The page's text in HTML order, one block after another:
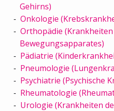
Gehirns)
Onkologie
Orthopädie (Krankheiten
Bewegungsapparates)
Pädiatrie
Pneumologie
Psychiatrie (Psychische
Rheumatologie
Urologie (Krankheiten